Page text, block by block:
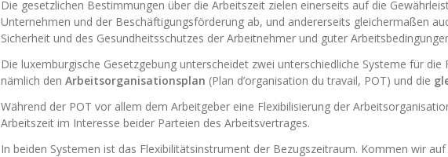
Die gesetzlichen Bestimmungen über die Arbeitszeit zielen einerseits auf die
Unternehmen und der Beschäftigungsförderung ab, und andererseits gleichermaßen
Sicherheit und des Gesundheitsschutzes der Arbeitnehmer und guter
Die luxemburgische Gesetzgebung unterscheidet zwei unterschiedliche Systeme für die
nämlich den Arbeitsorganisationsplan (Plan d’organisation du travail, POT) und die
Während der POT vor allem dem Arbeitgeber eine Flexibilisierung der
Arbeitszeit im Interesse beider Parteien des Arbeitsvertrages.
In beiden Systemen ist das Flexibilitätsinstrument der Bezugszeitraum. Kommen wir